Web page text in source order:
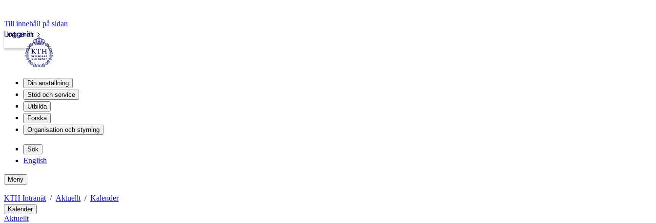
Till innehåll på sidan
Intranät
Logga in
Din anställning
Stöd och service
Utbilda
Forska
Organisation och styrning
Sök
English
Meny
KTH Intranät Aktuellt Kalender
Kalender
Aktuellt